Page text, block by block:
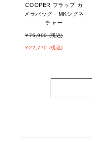
COOPER フラップ カ
メラバッグ - MKシグネ
チャー
￥75,900 (税込)
￥22,770 (税込)